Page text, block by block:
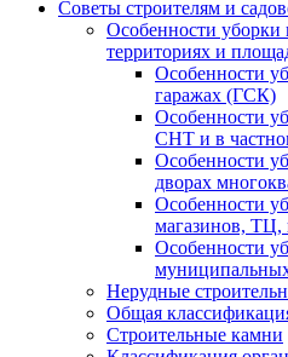
Советы строителям и
Особенности уборки
территориях и
Особенности
гаражах (ГСК)
Особенности
СНТ и в
Особенности
дворах
Особенности
магазинов, ТЦ,
Особенности
Нерудные
Общая
Строительные камни